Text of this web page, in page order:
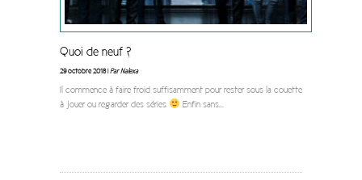
Quoi de neuf ?
29 octobre 2018 |Par Nalexa
Il commence à faire froid suffisamment pour rester sous la couette
à jouer ou regarder des séries
Enfin sans...